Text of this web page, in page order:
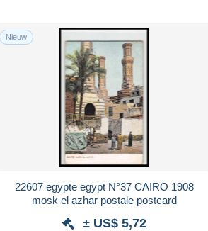
Nieuw
22607 egypte egypt N°37 CAIRO 1908
mosk el azhar postale postcard
± US$ 5,72